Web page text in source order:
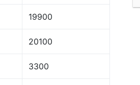
19900
20100
3300